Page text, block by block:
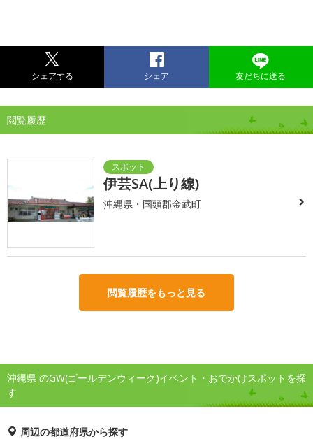
シェアする シェア 友だちに送る
閲覧履歴
伊芸SA(上り線)
沖縄県・国頭郡金武町
閲覧履歴をもっと見る
沖縄県 のGW(ゴールデンウィーク)イベント・おでかけスポットを探
す
周辺の都道府県から探す